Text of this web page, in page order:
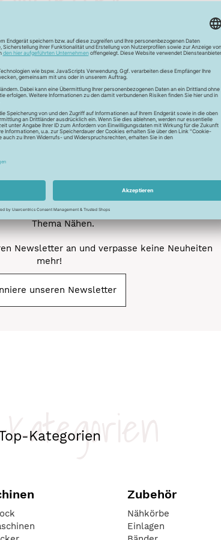
Newsletter und profitiere von zahlreichen
Als Newsletter Abonnent erfährst du als erstes
unseren Aktionen und Rabatten!
Wir informieren dich regelmäßig über die
der Saison. Plane mit uns deine neuen
Nähprojekte.
von unseren kreativen Ideen und Nähbeispielen
mit dir unsere DIY-Ideen und verraten dir die
Event ohne dich! Denn du erfährst vor allen
von unseren geplanten Events.
dir deine Chance auf tolle Preise rund um das
Thema Nähen.
Newsletter an und verpasse keine Neuheiten
mehr!
unseren Newsletter
Kategorien
Kategorien
Zubehör
Nähkörbe
Einlagen